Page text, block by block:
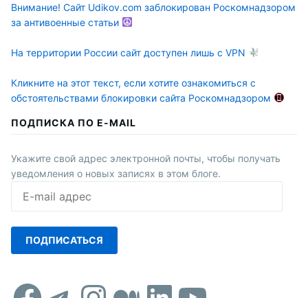
Внимание! Сайт Udikov.com заблокирован Роскомнадзором
за антивоенные статьи
На территории России сайт доступен лишь с VPN
Кликните на этот текст, если хотите ознакомиться с
обстоятельствами блокировки сайта Роскомнадзором
ПОДПИСКА ПО E-MAIL
Укажите свой адрес электронной почты, чтобы получать
уведомления о новых записях в этом блоге.
mail
ПОДПИСАТЬСЯ